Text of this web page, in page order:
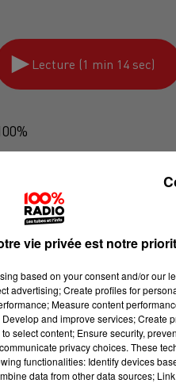
Lecture (1 min 14 sec)
vie privée est notre
based on your consent and/or our
advertising; Create profiles for
Measure content
and improve services; Create
select content; Ensure security,
privacy choices. These
functionalities: Identify devices
data from other data sources;